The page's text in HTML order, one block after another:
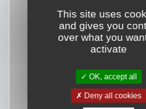
This site uses
and gives you
over what you
activate
OK, accept all
Deny all cookies